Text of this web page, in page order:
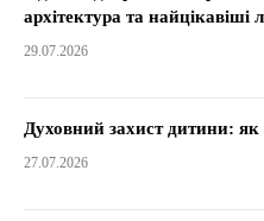
архітектура та найцікавіші
29.07.2026
Духовний захист дитини: як
27.07.2026